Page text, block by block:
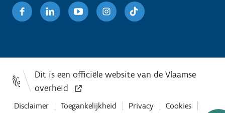
FacebookLinkedinYoutubeInstagram
Disclaimer Toegankelijkheid Privacy
Cookies